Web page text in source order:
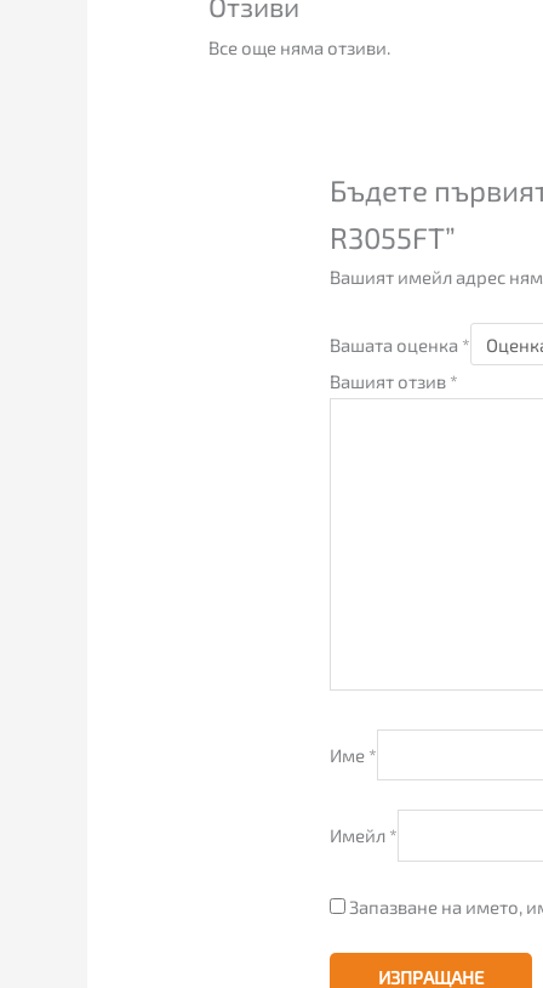
Отзиви
Все още няма отзиви.
Бъдете
R3055FT”
Вашият имейл адрес
Вашата оценка *
Вашият отзив *
Име *
Имейл *
Запазване на името,